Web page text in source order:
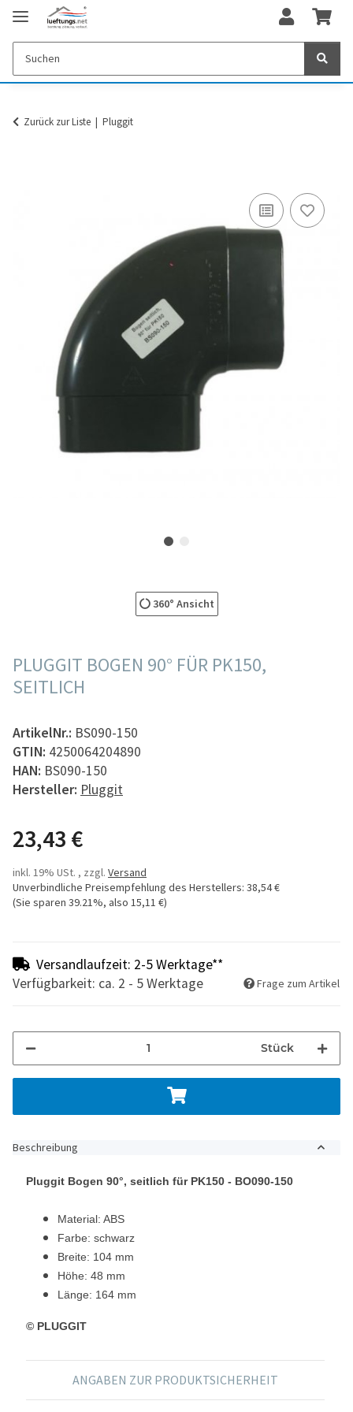
Zurück zur Liste Pluggit
360° Ansicht
PLUGGIT BOGEN 90° FÜR PK150,
SEITLICH
ArtikelNr.: BS090-150
GTIN: 4250064204890
HAN: BS090-150
Hersteller: Pluggit
23,43 €
inkl. 19% USt. , zzgl. Versand
Unverbindliche Preisempfehlung des Herstellers: 38,54 €
(Sie sparen 39.21%, also 15,11 €)
Versandlaufzeit: 2-5 Werktage**
Verfügbarkeit: ca. 2 - 5 Werktage
Frage zum Artikel
Stück
Beschreibung
Pluggit Bogen 90°, seitlich für PK150 - BO090-150
Material: ABS
Farbe: schwarz
Breite: 104 mm
Höhe: 48 mm
Länge: 164 mm
© PLUGGIT
ANGABEN ZUR PRODUKTSICHERHEIT